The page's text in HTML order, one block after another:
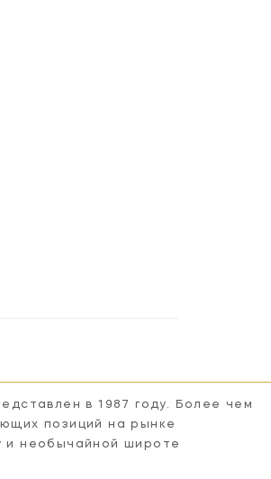
в 1987 году. Более чем
позиций на рынке
и необычайной широте